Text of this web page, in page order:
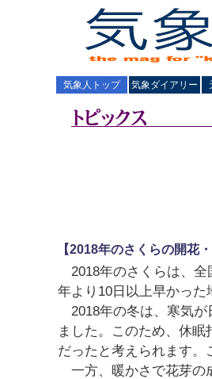
気象人トップ 気象ダイアリー
【2018年のさくらの開花・
2018年のさくらは、全
年より10日以上早かった
2018年の冬は、寒気が
ました。このため、休
だったと考えられます
一方、暖かさで花芽の